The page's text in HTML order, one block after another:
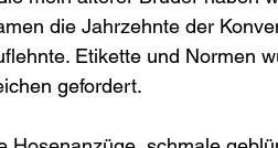
die Jahrzehnte der
Etikette und Normen
gefordert.